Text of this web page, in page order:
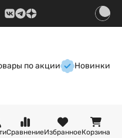
по акции Новинки
СравнениеИзбранноеКорзина